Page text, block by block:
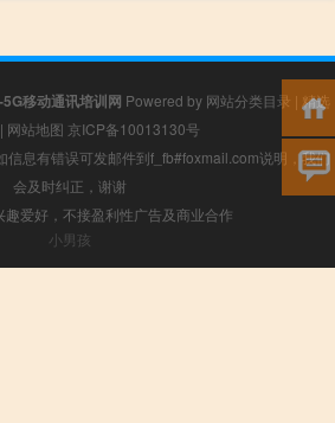
5G移动通讯培训网 Powered by 网站分类目录 | 精选
| 网站地图 京ICP备10013130号
信息有错误可发邮件到f_fb#foxmail.com说明，我们
会及时纠正，谢谢
趣爱好，不接盈利性广告及商业合作
小男孩